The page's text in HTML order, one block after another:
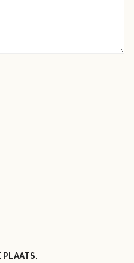
PLAATS.